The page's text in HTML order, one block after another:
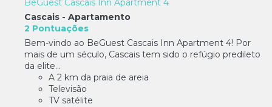
BeGuest Cascais Inn Apartment 4
Cascais - Apartamento
2 Pontuações
Bem-vindo ao BeGuest Cascais Inn Apartment 4! Por
mais de um século, Cascais tem sido o refúgio predileto
da elite...
A 2 km da praia de areia
Televisão
TV satélite